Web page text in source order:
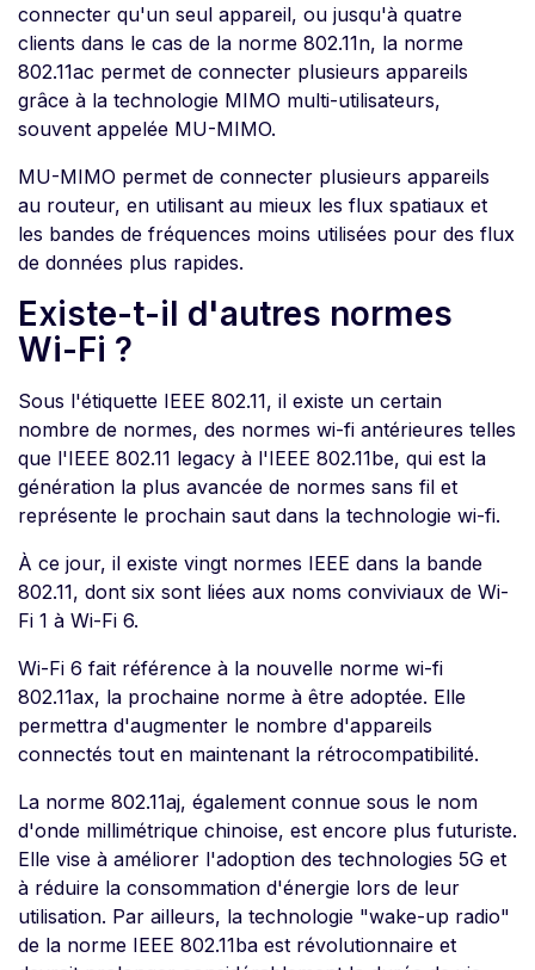
connecter qu'un seul appareil, ou jusqu'à quatre
clients dans le cas de la norme 802.11n, la norme
802.11ac permet de connecter plusieurs appareils
grâce à la technologie MIMO multi-utilisateurs,
souvent appelée MU-MIMO.
MU-MIMO permet de connecter plusieurs appareils
au routeur, en utilisant au mieux les flux spatiaux et
les bandes de fréquences moins utilisées pour des flux
de données plus rapides.
Existe-t-il d'autres normes
Wi-Fi ?
Sous l'étiquette IEEE 802.11, il existe un certain
nombre de normes, des normes wi-fi antérieures telles
que l'IEEE 802.11 legacy à l'IEEE 802.11be, qui est la
génération la plus avancée de normes sans fil et
représente le prochain saut dans la technologie wi-fi.
À ce jour, il existe vingt normes IEEE dans la bande
802.11, dont six sont liées aux noms conviviaux de Wi-
Fi 1 à Wi-Fi 6.
Wi-Fi 6 fait référence à la nouvelle norme wi-fi
802.11ax, la prochaine norme à être adoptée. Elle
permettra d'augmenter le nombre d'appareils
connectés tout en maintenant la rétrocompatibilité.
La norme 802.11aj, également connue sous le nom
d'onde millimétrique chinoise, est encore plus futuriste.
Elle vise à améliorer l'adoption des technologies 5G et
à réduire la consommation d'énergie lors de leur
utilisation. Par ailleurs, la technologie "wake-up radio"
de la norme IEEE 802.11ba est révolutionnaire et